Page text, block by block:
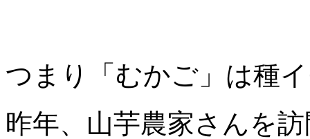
つまり「むかご」は種
昨年、山芋農家さんを